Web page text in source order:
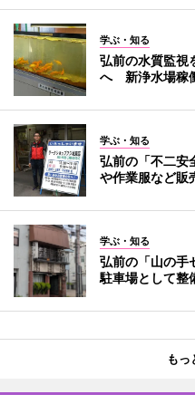
学ぶ・知る
弘前の水質監視
へ 新浄水場稼
学ぶ・知る
弘前の「不二
や作業服など販
学ぶ・知る
弘前の「山の
駐車場として整
もっ